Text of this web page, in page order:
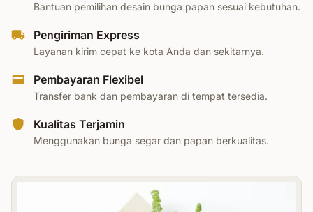
Bantuan pemilihan desain bunga papan sesuai kebutuhan.
Pengiriman Express
Layanan kirim cepat ke kota Anda dan sekitarnya.
Pembayaran Flexibel
Transfer bank dan pembayaran di tempat tersedia.
Kualitas Terjamin
Menggunakan bunga segar dan papan berkualitas.